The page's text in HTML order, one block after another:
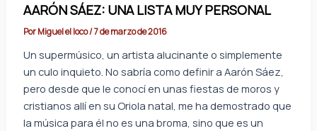
AARÓN SÁEZ: UNA LISTA MUY PERSONAL
PorMiguel el loco/7 de marzo de 2016
Un supermúsico, un artista alucinante o simplemente
un culo inquieto. No sabría como definir a Aarón Sáez,
pero desde que le conocí en unas fiestas de moros y
cristianos allí en su Oriola natal, me ha demostrado que
la música para él no es una broma, sino que es un